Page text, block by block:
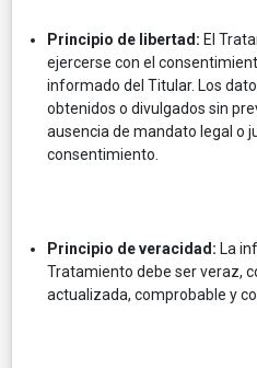
Principio de libertad: El
ejercerse con el
informado del Titular. Los
obtenidos o divulgados sin
ausencia de mandato legal o
consentimiento.
Principio de veracidad: La
Tratamiento debe ser veraz,
actualizada, comprobable y